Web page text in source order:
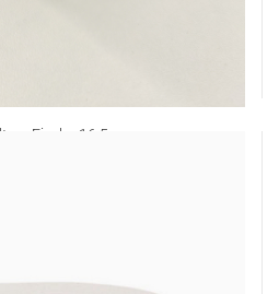
- Fisch - 16,5 cm